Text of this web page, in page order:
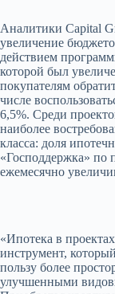
Аналитики Capital
увеличение
действием
которой был
покупателям
числе
6,5%. Среди
наиболее
класса: доля
«Господдержка» по
ежемесячно
«Ипотека в
инструмент,
пользу более
улучшенными